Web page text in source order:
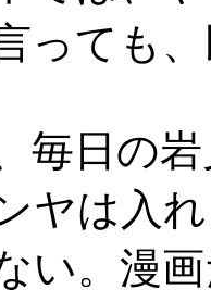
っても
毎日の岩
ヤは入
い。漫